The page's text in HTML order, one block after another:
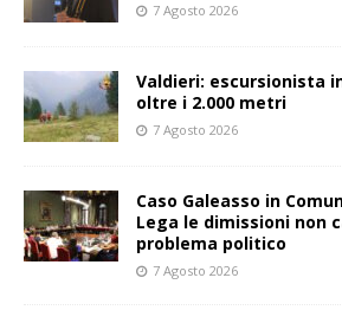
7 Agosto 2026
Valdieri: escursionista
oltre i 2.000 metri
7 Agosto 2026
Caso Galeasso in
Lega le dimissioni non
problema politico
7 Agosto 2026